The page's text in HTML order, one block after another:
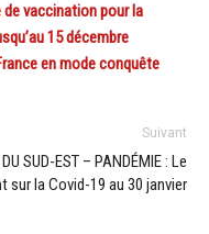
de vaccination pour la
15 décembre
en mode conquête
Suivant
SUD-EST – PANDÉMIE : Le
sur la Covid-19 au 30 janvier